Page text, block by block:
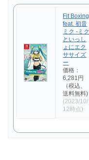
Fit Boxing
feat. 初音
ミク -ミク
といっし
ょにエク
ササイズ
ー
価格：
6,281円
（税込、
送料無料)
(2023/10/
12時点)